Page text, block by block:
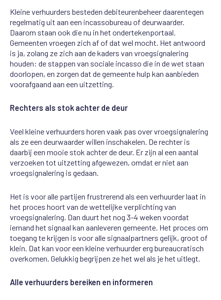
Kleine verhuurders besteden debiteurenbeheer daarentegen
regelmatig uit aan een incassobureau of deurwaarder.
Daarom staan ook die nu in het ondertekenportaal.
Gemeenten vroegen zich af of dat wel mocht. Het antwoord
is ja, zolang ze zich aan de kaders van vroegsignalering
houden: de stappen van sociale incasso die in de wet staan
doorlopen, en zorgen dat de gemeente hulp kan aanbieden
voorafgaand aan een uitzetting.
Rechters als stok achter de deur
Veel kleine verhuurders horen vaak pas over vroegsignalering
als ze een deurwaarder willen inschakelen. De rechter is
daarbij een mooie stok achter de deur. Er zijn al een aantal
verzoeken tot uitzetting afgewezen, omdat er niet aan
vroegsignalering is gedaan.
Het is voor alle partijen frustrerend als een verhuurder laat in
het proces hoort van de wettelijke verplichting van
vroegsignalering. Dan duurt het nog 3-4 weken voordat
iemand het signaal kan aanleveren gemeente. Het proces om
toegang te krijgen is voor alle signaalpartners gelijk, groot of
klein. Dat kan voor een kleine verhuurder erg bureaucratisch
overkomen. Gelukkig begrijpen ze het wel als je het uitlegt.
Alle verhuurders bereiken en informeren